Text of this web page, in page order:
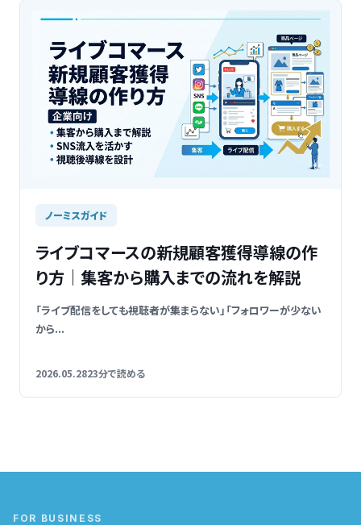
ノーミスガイド
ライブコマースの新規顧客獲得導線の作
り方｜集客から購入までの流れを解説
「ライブ配信をしても視聴者が集まらない」「フォロワーが少ない
から...
2026.05.2823分で読める
FOR BUSINESS